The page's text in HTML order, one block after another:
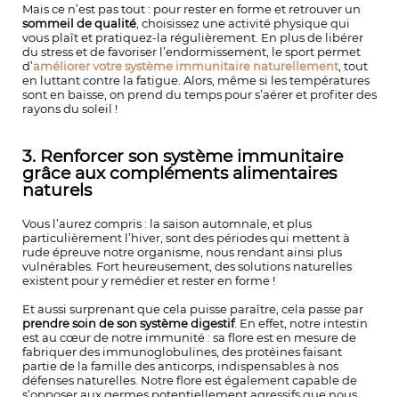
Mais ce n’est pas tout : pour rester en forme et retrouver un
sommeil de qualité , choisissez une activité physique qui
vous plaît et pratiquez-la régulièrement. En plus de libérer
du stress et de favoriser l’endormissement, le sport permet
d’améliorer votre système immunitaire naturellement , tout
en luttant contre la fatigue. Alors, même si les températures
sont en baisse, on prend du temps pour s’aérer et profiter des
rayons du soleil !
3. Renforcer son système immunitaire
grâce aux compléments alimentaires
naturels
Vous l’aurez compris : la saison automnale, et plus
particulièrement l’hiver, sont des périodes qui mettent à
rude épreuve notre organisme, nous rendant ainsi plus
vulnérables. Fort heureusement, des solutions naturelles
existent pour y remédier et rester en forme !
Et aussi surprenant que cela puisse paraître, cela passe par
prendre soin de son système digestif. En effet, notre intestin
est au cœur de notre immunité : sa flore est en mesure de
fabriquer des immunoglobulines, des protéines faisant
partie de la famille des anticorps, indispensables à nos
défenses naturelles. Notre flore est également capable de
s’opposer aux germes potentiellement agressifs que nous